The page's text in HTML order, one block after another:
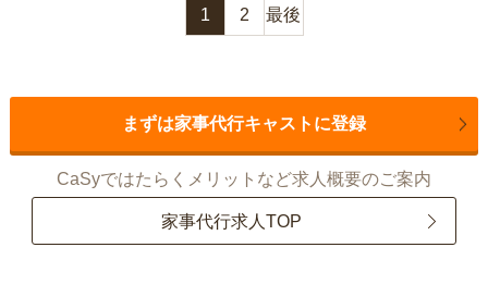
1 2 最後
まずは家事代行キャストに登録
CaSyではたらくメリットなど求人概要のご案内
家事代行求人TOP